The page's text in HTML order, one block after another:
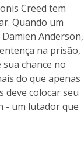
Creed tem
Quando um
Anderson,
na prisão,
chance no
do que apenas
deve colocar seu
- um lutador que